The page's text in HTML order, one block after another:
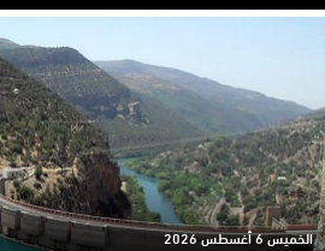
الخميس 6 أغسطس 2026